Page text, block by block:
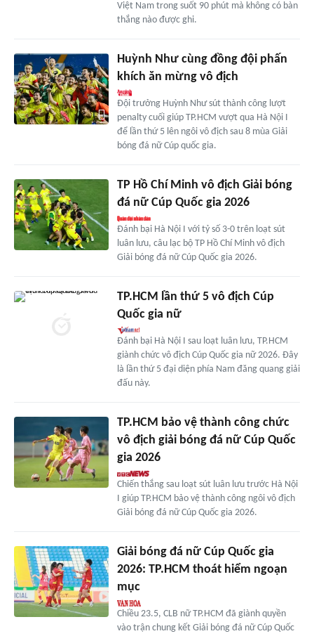
Việt Nam trong suốt 90 phút mà không có bàn
thắng nào được ghi.
Huỳnh Như cùng đồng đội phấn
khích ăn mừng vô địch
Đội trưởng Huỳnh Như sút thành công lượt
penalty cuối giúp TP.HCM vượt qua Hà Nội I
để lần thứ 5 lên ngôi vô địch sau 8 mùa Giải
bóng đá nữ Cúp quốc gia.
TP Hồ Chí Minh vô địch Giải bóng
đá nữ Cúp Quốc gia 2026
Đánh bại Hà Nội I với tỷ số 3-0 trên loạt sút
luân lưu, câu lạc bộ TP Hồ Chí Minh vô địch
Giải bóng đá nữ Cúp Quốc gia 2026.
TP.HCM lần thứ 5 vô địch Cúp
Quốc gia nữ
Đánh bại Hà Nội I sau loạt luân lưu, TP.HCM
giành chức vô địch Cúp Quốc gia nữ 2026. Đây
là lần thứ 5 đại diện phía Nam đăng quang giải
đấu này.
TP.HCM bảo vệ thành công chức
vô địch giải bóng đá nữ Cúp Quốc
gia 2026
Chiến thắng sau loạt sút luân lưu trước Hà Nội
I giúp TP.HCM bảo vệ thành công ngôi vô địch
Giải bóng đá nữ Cúp Quốc gia 2026.
Giải bóng đá nữ Cúp Quốc gia
2026: TP.HCM thoát hiểm ngoạn
mục
Chiều 23.5, CLB nữ TP.HCM đã giành quyền
vào trận chung kết Giải bóng đá nữ Cúp Quốc